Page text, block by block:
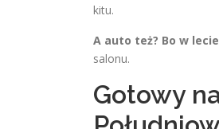
kitu.
A auto też? Bo w
salonu.
Gotowy